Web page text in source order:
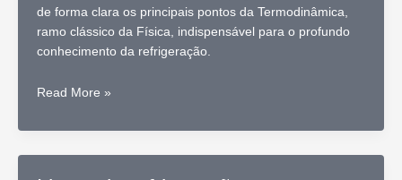
Tomczyk,
livro
de forma clara os principais pontos da Termodinâmica,
ramo clássico da Física, indispensável para o profundo
conhecimento da refrigeração.
Termodinâmica,
José
Read More »